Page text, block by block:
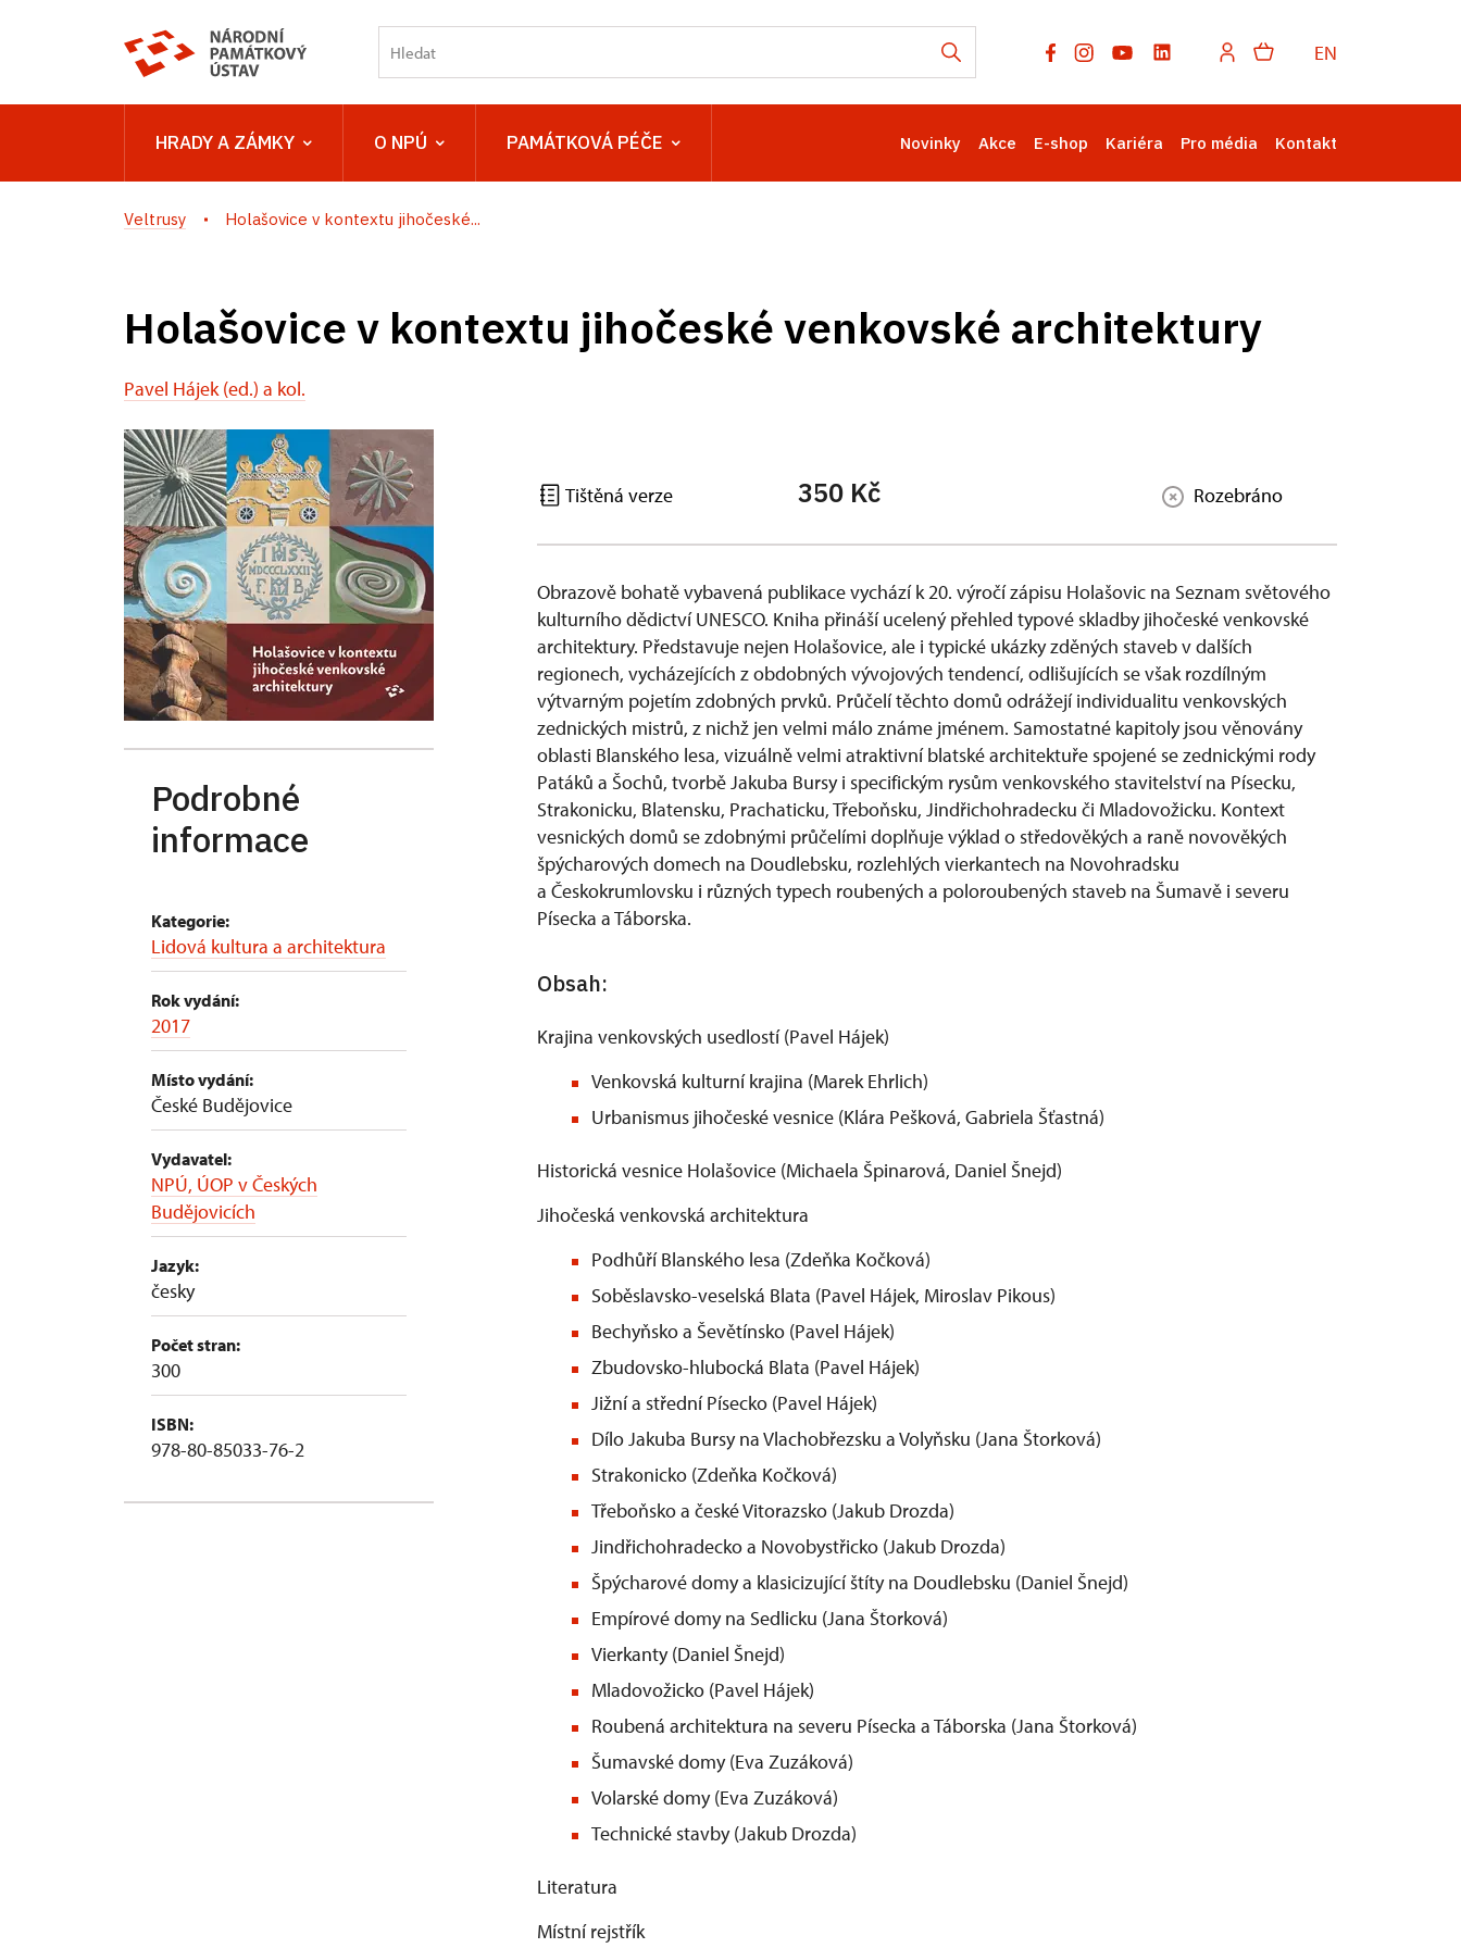
EN
HRADY A ZÁMKY O NPÚ PAMÁTKOVÁ PÉČE Novinky Akce E-shop Kariéra Pro média Kontakt
Veltrusy Holašovice v kontextu jihočeské...
Holašovice v kontextu jihočeské venkovské architektury
Pavel Hájek (ed.) a kol.
Podrobné
informace
Kategorie:
Lidová kultura a architektura
Rok vydání:
2017
Místo vydání:
České Budějovice
Vydavatel:
NPÚ, ÚOP v Českých
Budějovicích
Jazyk:
česky
Počet stran:
300
ISBN:
978-80-85033-76-2
Tištěná verze 350 Kč Rozebráno
Obrazově bohatě vybavená publikace vychází k 20. výročí zápisu Holašovic na Seznam světového
kulturního dědictví UNESCO. Kniha přináší ucelený přehled typové skladby jihočeské venkovské
architektury. Představuje nejen Holašovice, ale i typické ukázky zděných staveb v dalších
regionech, vycházejících z obdobných vývojových tendencí, odlišujících se však rozdílným
výtvarným pojetím zdobných prvků. Průčelí těchto domů odrážejí individualitu venkovských
zednických mistrů, z nichž jen velmi málo známe jménem. Samostatné kapitoly jsou věnovány
oblasti Blanského lesa, vizuálně velmi atraktivní blatské architektuře spojené se zednickými rody
Patáků a Šochů, tvorbě Jakuba Bursy i specifickým rysům venkovského stavitelství na Písecku,
Strakonicku, Blatensku, Prachaticku, Třeboňsku, Jindřichohradecku či Mladovožicku. Kontext
vesnických domů se zdobnými průčelími doplňuje výklad o středověkých a raně novověkých
špýcharových domech na Doudlebsku, rozlehlých vierkantech na Novohradsku
a Českokrumlovsku i různých typech roubených a poloroubených staveb na Šumavě i severu
Písecka a Táborska.
Obsah:
Krajina venkovských usedlostí (Pavel Hájek)
Venkovská kulturní krajina (Marek Ehrlich)
Urbanismus jihočeské vesnice (Klára Pešková, Gabriela Šťastná)
Historická vesnice Holašovice (Michaela Špinarová, Daniel Šnejd)
Jihočeská venkovská architektura
Podhůří Blanského lesa (Zdeňka Kočková)
Soběslavsko-veselská Blata (Pavel Hájek, Miroslav Pikous)
Bechyňsko a Ševětínsko (Pavel Hájek)
Zbudovsko-hlubocká Blata (Pavel Hájek)
Jižní a střední Písecko (Pavel Hájek)
Dílo Jakuba Bursy na Vlachobřezsku a Volyňsku (Jana Štorková)
Strakonicko (Zdeňka Kočková)
Třeboňsko a české Vitorazsko (Jakub Drozda)
Jindřichohradecko a Novobystřicko (Jakub Drozda)
Špýcharové domy a klasicizující štíty na Doudlebsku (Daniel Šnejd)
Empírové domy na Sedlicku (Jana Štorková)
Vierkanty (Daniel Šnejd)
Mladovožicko (Pavel Hájek)
Roubená architektura na severu Písecka a Táborska (Jana Štorková)
Šumavské domy (Eva Zuzáková)
Volarské domy (Eva Zuzáková)
Technické stavby (Jakub Drozda)
Literatura
Místní rejstřík